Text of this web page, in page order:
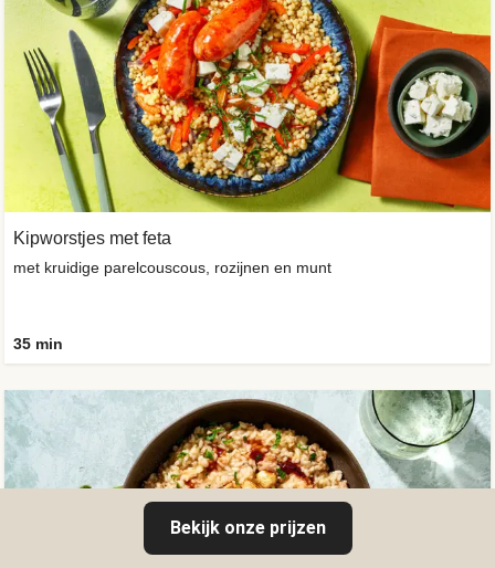
Kipworstjes met feta
met kruidige parelcouscous, rozijnen en munt
35 min
Bekijk onze prijzen